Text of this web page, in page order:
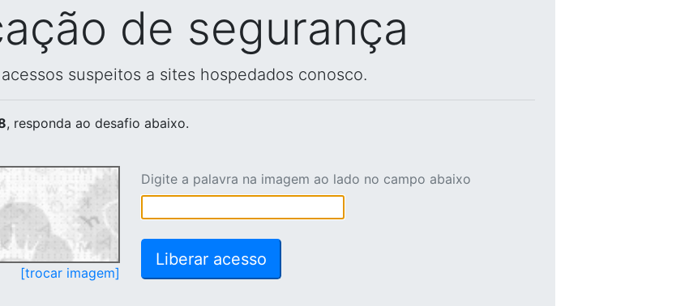
de segurança
suspeitos a sites hospedados conosco.
, responda ao desafio abaixo.
[trocar imagem]
Digite a palavra na imagem ao lado no campo abaixo